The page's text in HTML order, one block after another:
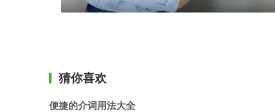
猜你喜欢
便捷的介词用法大全